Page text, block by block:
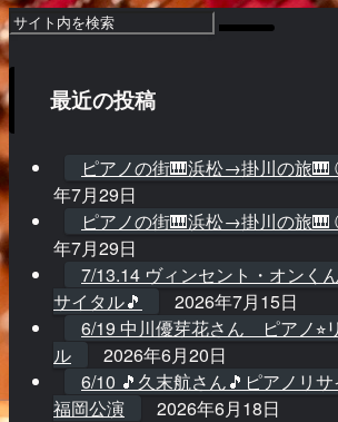
最近の投稿
ピアノの街🎹浜松→掛川の旅
年7月29日
ピアノの街🎹浜松→掛川の旅
年7月29日
7/13.14 ヴィンセント・オンく
サイタル🎵
2026年7月15日
6/19 中川優芽花さん ピアノ⭐︎
ル
2026年6月20日
6/10 🎵久末航さん🎵ピアノリ
福岡公演
2026年6月18日